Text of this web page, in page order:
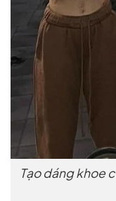
Tạo dáng khoe